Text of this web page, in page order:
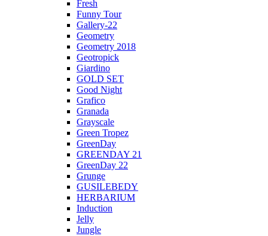
Fresh
Funny Tour
Gallery-22
Geometry
Geometry 2018
Geotropick
Giardino
GOLD SET
Good Night
Grafico
Granada
Grayscale
Green Tropez
GreenDay
GREENDAY 21
GreenDay 22
Grunge
GUSILEBEDY
HERBARIUM
Induction
Jelly
Jungle